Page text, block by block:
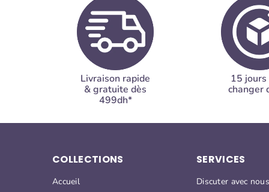
Livraison rapide
& gratuite dès
499dh*
15 jours
changer
COLLECTIONS
Accueil
SERVICES
Discuter avec nous